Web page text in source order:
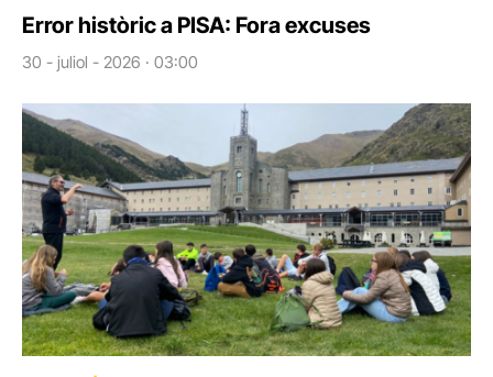
Error històric a PISA: Fora excuses
30 - juliol - 2026 · 03:00